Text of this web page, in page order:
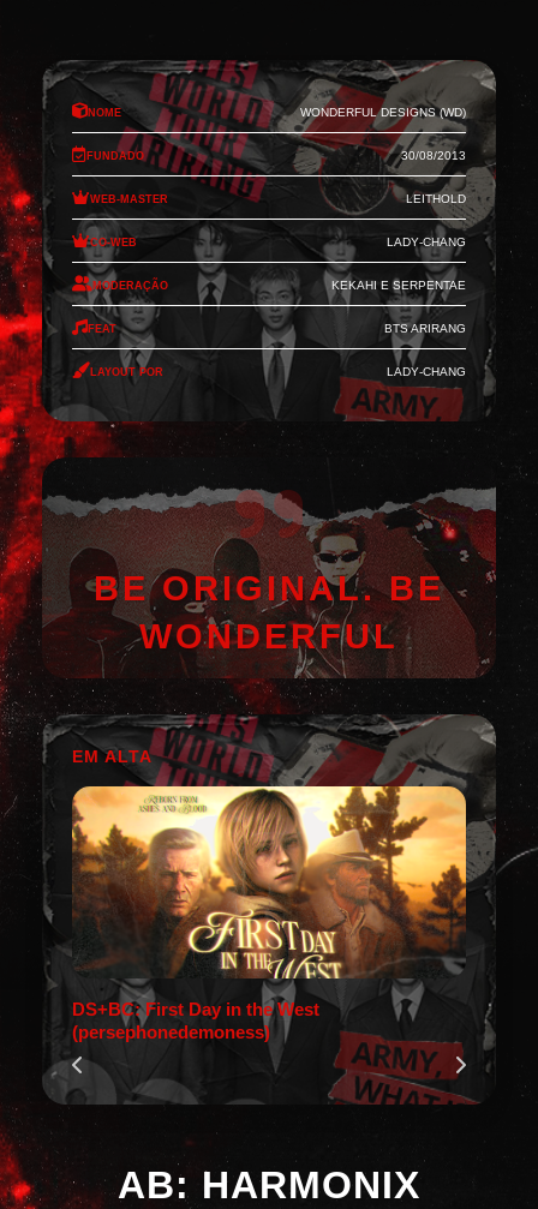
Nome Wonderful Designs (WD)
Fundado 30/08/2013
Web-Master Leithold
Co-Web Lady-Chang
Moderação Kekahi e Serpentae
Feat BTS Arirang
Layout por Lady-Chang
BE ORIGINAL. BE
WONDERFUL
EM ALTA
DS+BC: First Day in the West
(persephonedemoness)
AB: HARMONIX